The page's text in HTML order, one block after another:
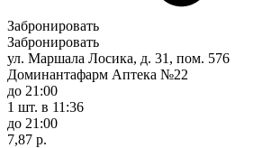
Забронировать
Забронировать
ул. Маршала Лосика, д. 31, пом. 576
Доминантафарм Аптека №22
до 21:00
1 шт. в 11:36
до 21:00
7,87 р.